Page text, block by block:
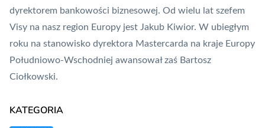
dyrektorem bankowości biznesowej. Od wielu lat szefem
Visy na nasz region Europy jest Jakub Kiwior. W ubiegłym
roku na stanowisko dyrektora Mastercarda na kraje Europy
Południowo-Wschodniej awansował zaś Bartosz
Ciołkowski.
KATEGORIA